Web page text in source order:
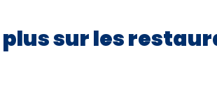
plus sur les